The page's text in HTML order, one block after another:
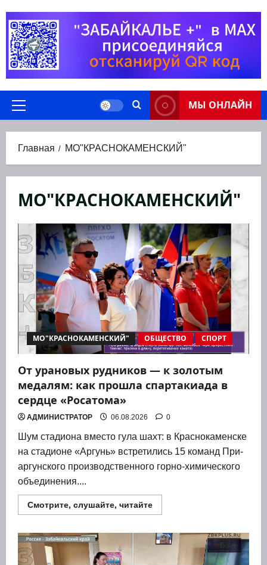
содержимому
Основное
МЫ ОНЛАЙН
Главная МО"КРАСНОКАМЕНСКИЙ"
МО"КРАСНОКАМЕНСКИЙ"
МО"КРАСНОКАМЕНСКИЙ" ОБЩЕСТВО СПОРТ
От урановых рудников — к золотым
медалям: как прошла спартакиада в
сердце «Росатома»
АДМИНИСТРАТОР 06.08.2026 0
Шум ста­ди­о­на вме­сто гула шахт: в Крас­но­ка­мен­ске
на ста­ди­оне «Аргунь» встре­ти­лись 15 команд При­
ар­гун­ско­го про­из­вод­ствен­но­го гор­но-хими­че­ско­го
объ­еди­не­ния....
Смотрите, слушайте, читайтеПрочитать
больше
урановых
рудников